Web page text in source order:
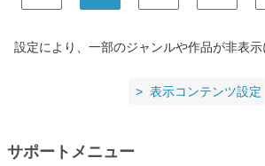
設定により、一部のジャンルや作品が非表
表示コンテンツ設定
サポートメニュー